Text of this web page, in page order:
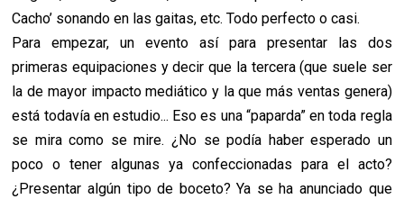
Cacho’ sonando en las gaitas, etc. Todo perfecto o casi.
Para empezar, un evento así para presentar las dos
primeras equipaciones y decir que la tercera (que suele ser
la de mayor impacto mediático y la que más ventas genera)
está todavía en estudio... Eso es una “paparda” en toda regla
se mira como se mire. ¿No se podía haber esperado un
poco o tener algunas ya confeccionadas para el acto?
¿Presentar algún tipo de boceto? Ya se ha anunciado que